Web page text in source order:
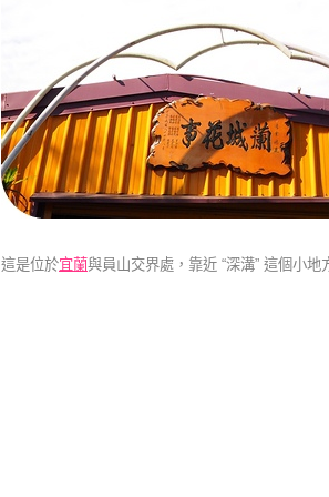
這是位於宜蘭與員山交界處，靠近 “深溝” 這個小地